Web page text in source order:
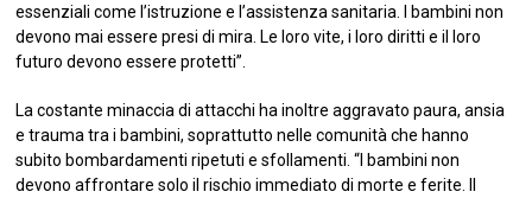
essenziali come l’istruzione e l’assistenza sanitaria. I bambini non
devono mai essere presi di mira. Le loro vite, i loro diritti e il loro
futuro devono essere protetti”.
La costante minaccia di attacchi ha inoltre aggravato paura, ansia
e trauma tra i bambini, soprattutto nelle comunità che hanno
subito bombardamenti ripetuti e sfollamenti. “I bambini non
devono affrontare solo il rischio immediato di morte e ferite. Il